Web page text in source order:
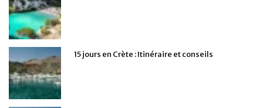
15 jours en Crète : Itinéraire et conseils